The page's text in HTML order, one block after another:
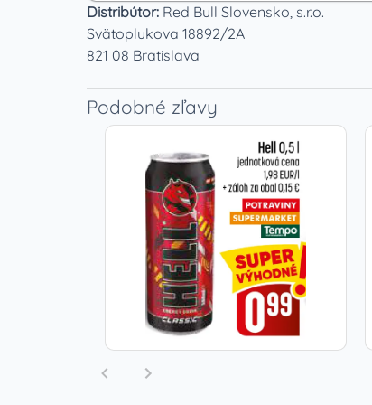
Distribútor: Red Bull Slovensko, s.r.o.
Svätoplukova 18892/2A
821 08 Bratislava
Podobné zľavy